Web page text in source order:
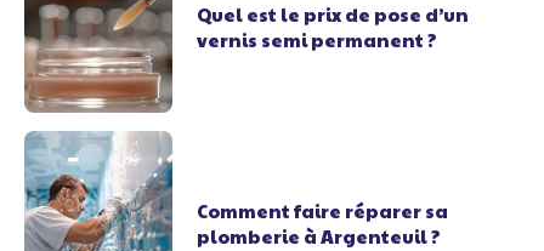
Quel est le prix de pose d’un
vernis semi permanent ?
Comment faire réparer sa
plomberie à Argenteuil ?